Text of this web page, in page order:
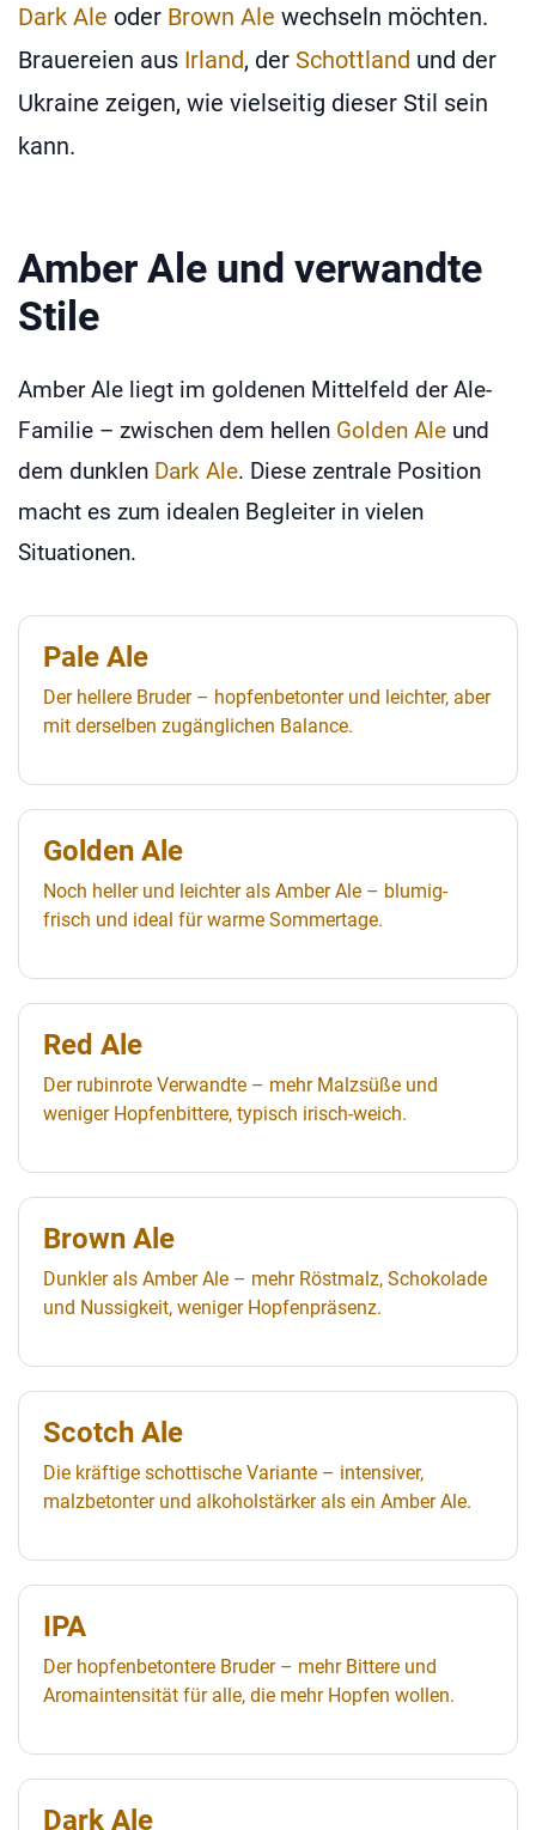
Dark Ale oder Brown Ale wechseln möchten.
Brauereien aus Irland, der Schottland und der
Ukraine zeigen, wie vielseitig dieser Stil sein
kann.
Amber Ale und verwandte
Stile
Amber Ale liegt im goldenen Mittelfeld der Ale-
Familie – zwischen dem hellen Golden Ale und
dem dunklen Dark Ale. Diese zentrale Position
macht es zum idealen Begleiter in vielen
Situationen.
Pale Ale
Der hellere Bruder – hopfenbetonter und leichter, aber
mit derselben zugänglichen Balance.
Golden Ale
Noch heller und leichter als Amber Ale – blumig-
frisch und ideal für warme Sommertage.
Red Ale
Der rubinrote Verwandte – mehr Malzsüße und
weniger Hopfenbittere, typisch irisch-weich.
Brown Ale
Dunkler als Amber Ale – mehr Röstmalz, Schokolade
und Nussigkeit, weniger Hopfenpräsenz.
Scotch Ale
Die kräftige schottische Variante – intensiver,
malzbetonter und alkoholstärker als ein Amber Ale.
IPA
Der hopfenbetontere Bruder – mehr Bittere und
Aromaintensität für alle, die mehr Hopfen wollen.
Dark Ale